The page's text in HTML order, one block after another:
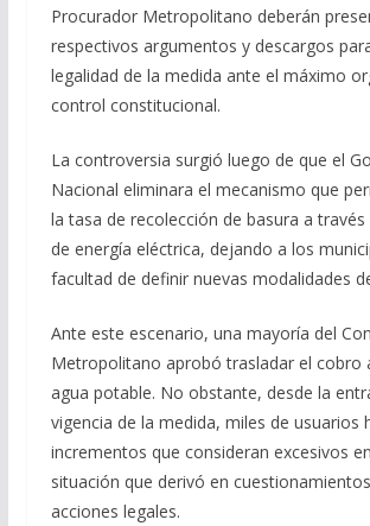
Procurador Metropolitano deberán
respectivos argumentos y descargos
legalidad de la medida ante el máximo
control constitucional.
La controversia surgió luego de que el
Nacional eliminara el mecanismo que
la tasa de recolección de basura a través
de energía eléctrica, dejando a los
facultad de definir nuevas modalidades
Ante este escenario, una mayoría del
Metropolitano aprobó trasladar el cobro
agua potable. No obstante, desde la
vigencia de la medida, miles de usuarios
incrementos que consideran excesivos
situación que derivó en
acciones legales.